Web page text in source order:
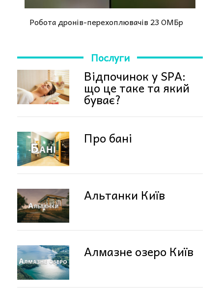
Робота дронів-перехоплювачів 23 ОМБр
Послуги
Відпочинок у SPA:
що це таке та який
буває?
Про бані
Альтанки Київ
Алмазне озеро Київ